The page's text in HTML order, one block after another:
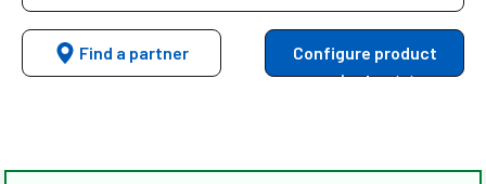
Find a partner
Configure product
variants